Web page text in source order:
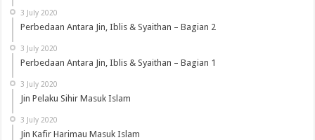
3 July 2020
Perbedaan Antara Jin, Iblis & Syaithan – Bagian 2
3 July 2020
Perbedaan Antara Jin, Iblis & Syaithan – Bagian 1
3 July 2020
Jin Pelaku Sihir Masuk Islam
3 July 2020
Jin Kafir Harimau Masuk Islam